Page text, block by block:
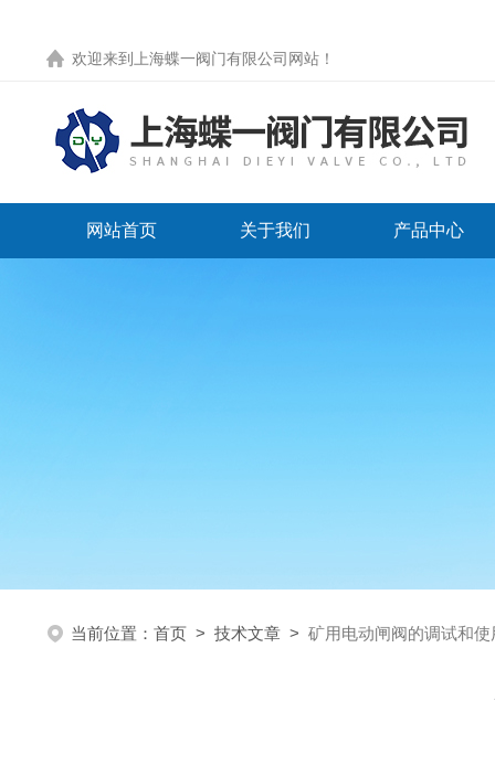
欢迎来到 上海蝶一阀门有限公司网站 ！
网站首页 关于我们 产品中心
当前位置： 首页 > 技术文章 > 矿用电动闸阀的调试和